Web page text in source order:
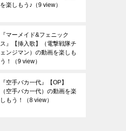
を楽しもう♪ （9 view）
『マーメイド&フェニック
ス』【挿入歌】（電撃戦隊チ
ェンジマン）の動画を楽しも
う！
（9 view）
『空手バカ一代』【OP】
（空手バカ一代）の動画を楽
しもう！
（8 view）